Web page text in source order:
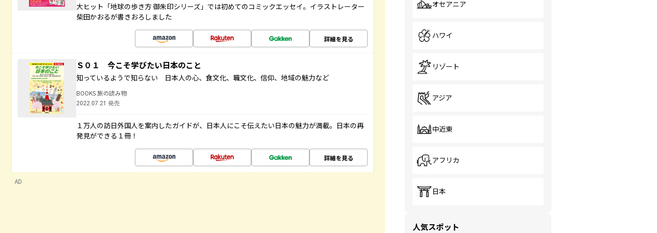
大ヒット「地球の歩き方 御朱印シリーズ」では初めてのコミックエッセイ。イラストレーター
柴田かおるが書きおろしました
詳細を見る
Ｓ０１ 今こそ学びたい日本のこと
知っているようで知らない 日本人の心、食文化、職文化、信仰、地域の魅力など
BOOKS 旅の読み物
2022.07.21 発売
１万人の訪日外国人を案内したガイドが、日本人にこそ伝えたい日本の魅力が満載。日本の再
発見ができる１冊！
詳細を見る
AD
オセアニア
ハワイ
リゾート
アジア
中近東
アフリカ
日本
人気スポット